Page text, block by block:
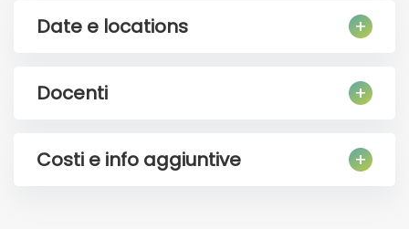
Date e locations
Docenti
Costi e info aggiuntive